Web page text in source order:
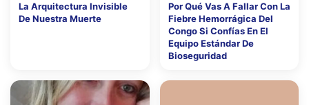
La Arquitectura Invisible
De Nuestra Muerte
Por Qué Vas A Fallar Con La
Fiebre Hemorrágica Del
Congo Si Confías En El
Equipo Estándar De
Bioseguridad